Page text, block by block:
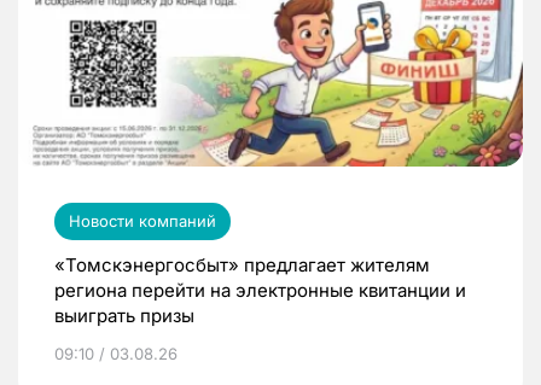
Новости компаний
«Томскэнергосбыт» предлагает жителям
региона перейти на электронные квитанции и
выиграть призы
09:10 / 03.08.26